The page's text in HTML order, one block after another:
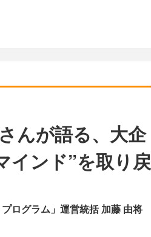
んが語る、大企
インド”を取り戻
ログラム」運営統括 加藤 由将